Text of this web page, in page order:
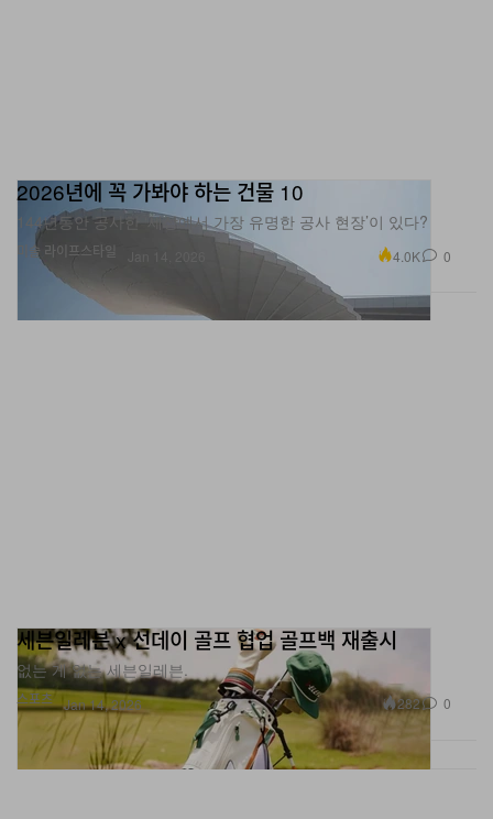
미술 라이프스타일
2026년에 꼭 가봐야 하는 건물 10
144년동안 공사한 ‘세상에서 가장 유명한 공사 현장’이 있다?
4.0K 0
스포츠
세븐일레븐 x 선데이 골프 협업 골프백 재출시
없는 게 없는 세븐일레븐.
Jan 14, 2026 282 0